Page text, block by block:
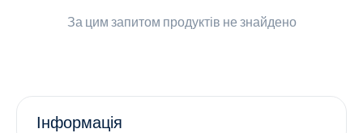
Всі продукти
За цим запитом продуктів не знайдено
Інформація